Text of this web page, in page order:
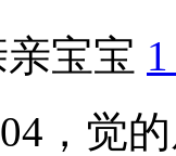
亲宝宝
，觉